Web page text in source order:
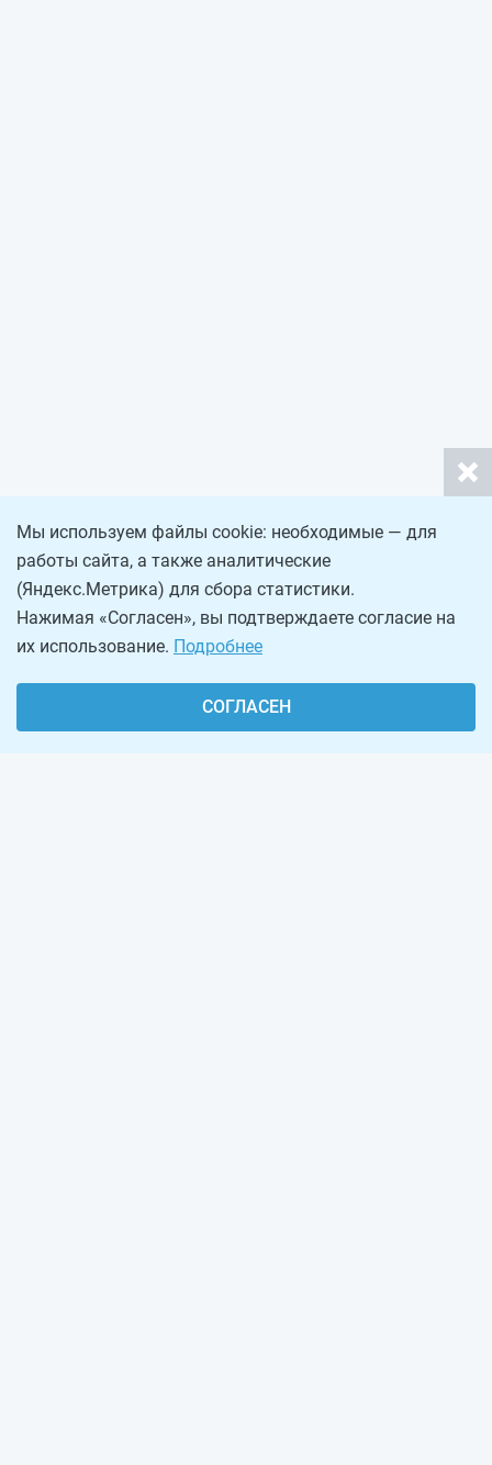
Мы используем файлы cookie: необходимые — для
работы сайта, а также аналитические
(Яндекс.Метрика) для сбора статистики.
Нажимая «Согласен», вы подтверждаете согласие на
их использование. Подробнее
СОГЛАСЕН